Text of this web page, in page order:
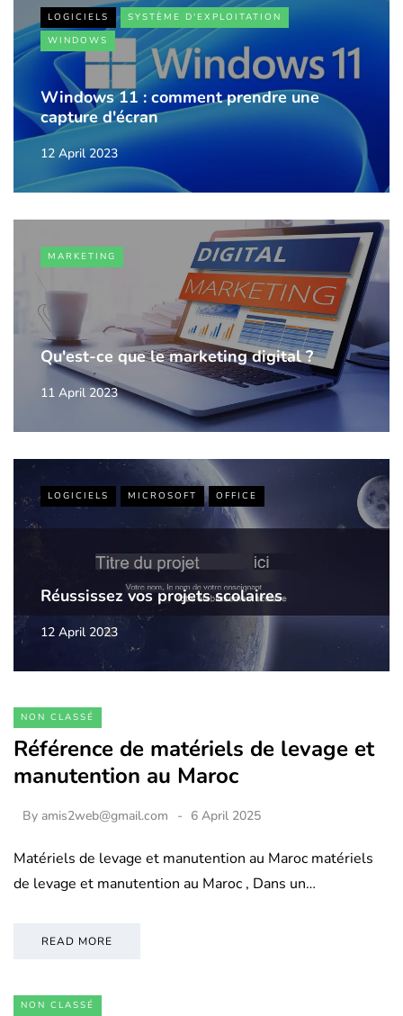
LOGICIELS
SYSTÈME D'EXPLOITATION
WINDOWS
Windows 11 : comment prendre une
capture d'écran
12 April 2023
MARKETING
Qu'est-ce que le marketing digital ?
11 April 2023
LOGICIELS MICROSOFT OFFICE
Réussissez vos projets scolaires
12 April 2023
NON CLASSÉ
Référence de matériels de levage et
manutention au Maroc
By amis2web@gmail.com 6 April 2025
Matériels de levage et manutention au Maroc matériels
de levage et manutention au Maroc , Dans un…
READ MORE
NON CLASSÉ